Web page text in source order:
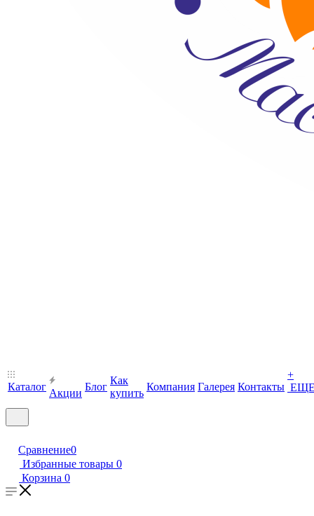
Каталог
Акции
Блог
Как
купить
Компания Галерея Контакты
+
Сравнение0
Избранные товары 0
Корзина 0